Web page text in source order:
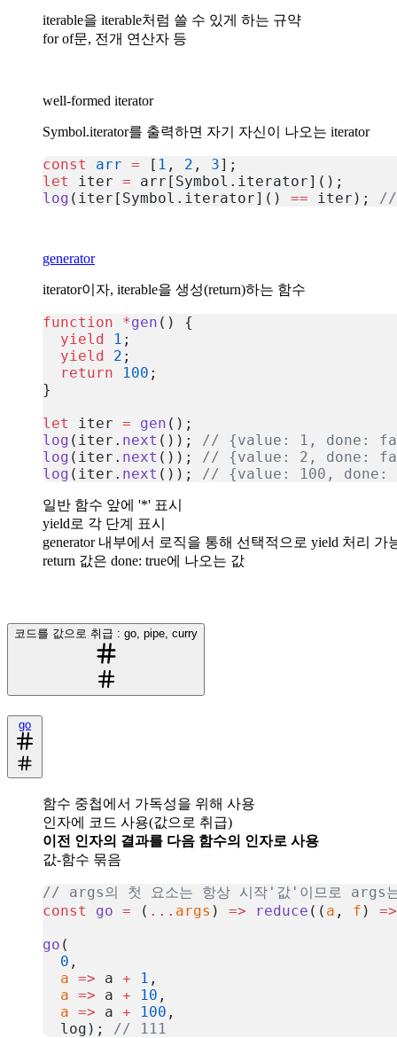
iterable을 iterable처럼 쓸 수 있게 하는 규약
for of문, 전개 연산자 등
well-formed iterator
Symbol.iterator를 출력하면 자기 자신이 나오는 iterator
const arr = [ 1 , 2 , 3];
let
iter = arr[Symbol.iterator]();
log (iter[Symbol.iterator]() == iter); //
generator
iterator이자, iterable을 생성(return)하는 함수
function *gen () {
  yield
1 ;
  yield
2 ;
  return
100 ;
}
let
iter = gen ();
log (iter. next ()); // {value: 1, done:
log (iter. next ()); // {value: 2, done:
log (iter. next ()); // {value: 100, done:
일반 함수 앞에 '*' 표시
yield로 각 단계 표시
generator 내부에서 로직을 통해 선택적으로 yield 처리 가
return 값은 done: true에 나오는 값
코드를 값으로 취급 : go, pipe, curry
go
함수 중첩에서 가독성을 위해 사용
인자에 코드 사용(값으로 취급)
이전 인자의 결과를 다음 함수의 인자로 사용
값-함수 묶음
// args의 첫 요소는 항상 시작'값'이므로 args
const
go = ( ... args ) => reduce (( a , f ) =>
go (
  0
,
  a
=> a + 1 ,
  a
=> a + 10 ,
  a
=> a + 100 ,
  log);
// 111